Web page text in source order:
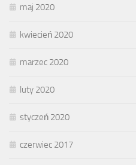
maj 2020
kwiecień 2020
marzec 2020
luty 2020
styczeń 2020
czerwiec 2017